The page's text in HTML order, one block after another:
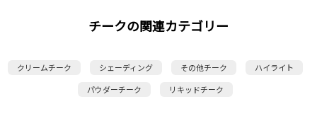
チークの関連カテゴリー
クリームチーク シェーディング その他チーク
ハイライト
パウダーチーク
リキッドチーク